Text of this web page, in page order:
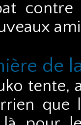
contre
de
tente,
que